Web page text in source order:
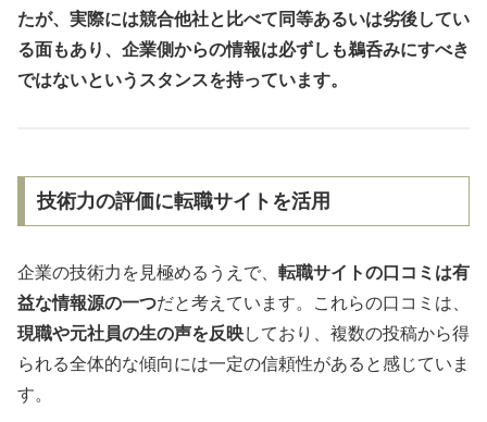
たが、実際には競合他社と比べて同等あるいは劣後してい
る面もあり、企業側からの情報は必ずしも鵜呑みにすべき
ではないというスタンスを持っています。
技術力の評価に転職サイトを活用
企業の技術力を見極めるうえで、 転職サイトの口コミは有
益な情報源の一つだと考えています。これらの口コミは、
現職や元社員の生の声を反映しており、複数の投稿から得
られる全体的な傾向には一定の信頼性があると感じていま
す。